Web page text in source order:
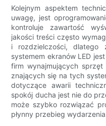
Kolejnym aspektem
uwagę, jest
kontroluje zawartość
jakości treści często
i rozdzielczości, dlatego
systemem ekranów LED
firm wynajmujących
znających się na tych
dotyczące awarii
spokój ducha jest nie do
może szybko rozwiązać
płynny przebieg